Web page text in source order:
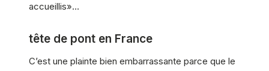
accueillis»…
tête de pont en France
C’est une plainte bien embarrassante parce que le